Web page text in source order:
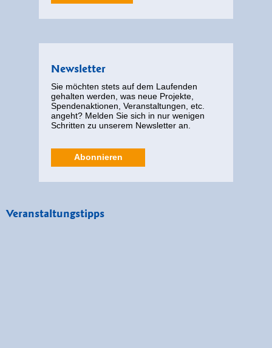
Newsletter
Sie möchten stets auf dem Laufenden
gehalten werden, was neue Projekte,
Spendenaktionen, Veranstaltungen, etc.
angeht? Melden Sie sich in nur wenigen
Schritten zu unserem Newsletter an.
Abonnieren
Veranstaltungstipps